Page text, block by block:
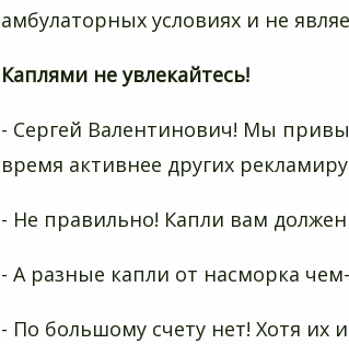
амбулаторных условиях и не
Каплями не увлекайтесь!
- Сергей Валентинович! Мы
время активнее других
- Не правильно! Капли вам
- А разные капли от насморка
- По большому счету нет! Хотя их